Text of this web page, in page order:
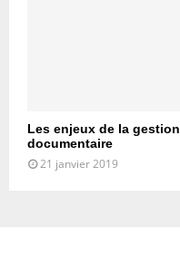
Les enjeux de la gestion
documentaire
21 janvier 2019